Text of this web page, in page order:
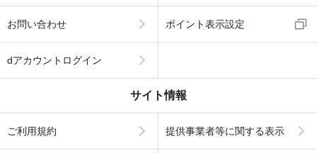
お問い合わせ ポイント表示設定
dアカウントログイン
サイト情報
ご利用規約 提供事業者等に関する表示